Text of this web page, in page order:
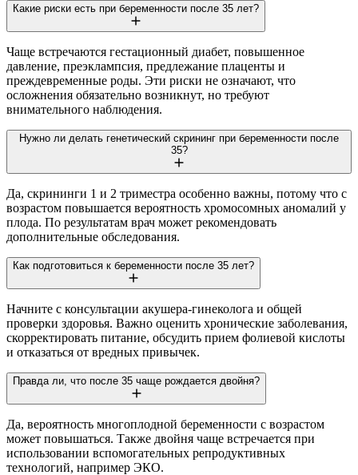
Какие риски есть при беременности после 35 лет?
Чаще встречаются гестационный диабет, повышенное
давление, преэклампсия, предлежание плаценты и
преждевременные роды. Эти риски не означают, что
осложнения обязательно возникнут, но требуют
внимательного наблюдения.
Нужно ли делать генетический скрининг при беременности после
35?
Да, скрининги 1 и 2 триместра особенно важны, потому что с
возрастом повышается вероятность хромосомных аномалий у
плода. По результатам врач может рекомендовать
дополнительные обследования.
Как подготовиться к беременности после 35 лет?
Начните с консультации акушера-гинеколога и общей
проверки здоровья. Важно оценить хронические заболевания,
скорректировать питание, обсудить прием фолиевой кислоты
и отказаться от вредных привычек.
Правда ли, что после 35 чаще рождается двойня?
Да, вероятность многоплодной беременности с возрастом
может повышаться. Также двойня чаще встречается при
использовании вспомогательных репродуктивных
технологий, например ЭКО.